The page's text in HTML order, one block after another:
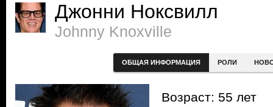
Джонни Ноксвилл
Johnny Knoxville
ОБЩАЯ ИНФОРМАЦИЯ РОЛИ
Возраст: 55 лет